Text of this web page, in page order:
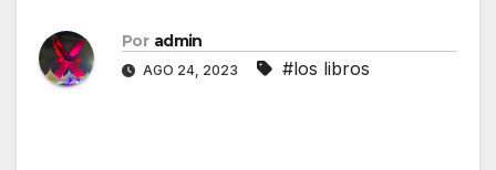
Por admin
AGO 24, 2023 #los libros